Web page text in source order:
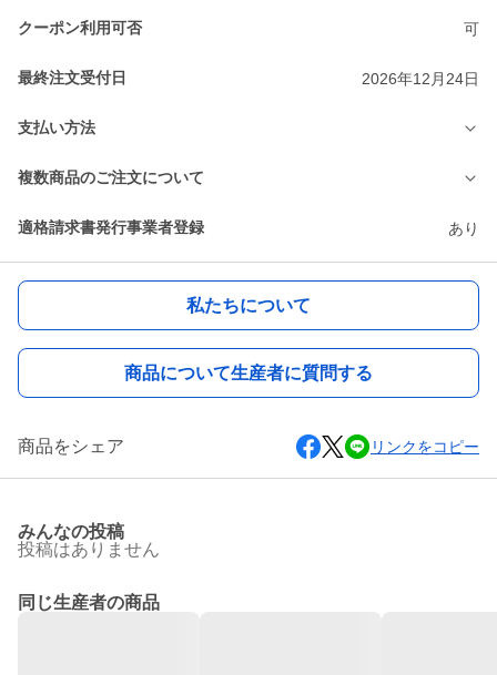
クーポン利用可否 可
最終注文受付日 2026年12月24日
支払い方法
複数商品のご注文について
適格請求書発行事業者登録 あり
私たちについて
商品について生産者に質問する
商品をシェア リンクをコピー
みんなの投稿
投稿はありません
同じ生産者の商品